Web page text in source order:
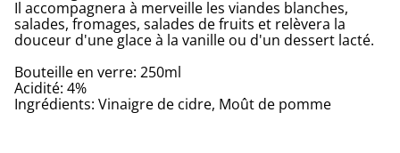
Il accompagnera à merveille les viandes blanches,
salades, fromages, salades de fruits et relèvera la
douceur d'une glace à la vanille ou d'un dessert lacté.
Bouteille en verre: 250ml
Acidité: 4%
Ingrédients: Vinaigre de cidre, Moût de pomme